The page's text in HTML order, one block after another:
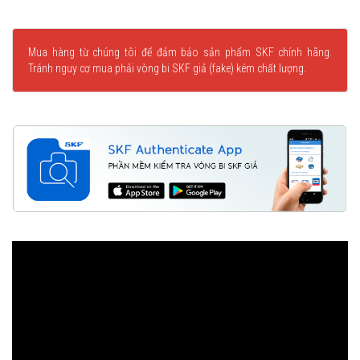
Mua hàng từ chúng tôi để đảm bảo sản phẩm SKF chính hãng.
Tránh nguy cơ mua phải vòng bi SKF giả (fake) kém chất lượng.